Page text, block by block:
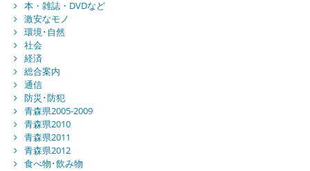
本・雑誌・DVDなど
激安なモノ
環境･自然
社会
経済
総合案内
通信
防災･防犯
青森県2005-2009
青森県2010
青森県2011
青森県2012
食べ物･飲み物